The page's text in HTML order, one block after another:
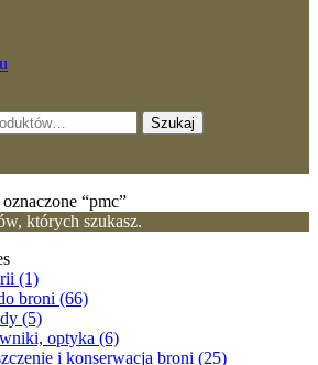
Szukaj
“pmc”
których szukasz.
(1)
broni (66)
(5)
optyka (6)
i konserwacja broni (25)